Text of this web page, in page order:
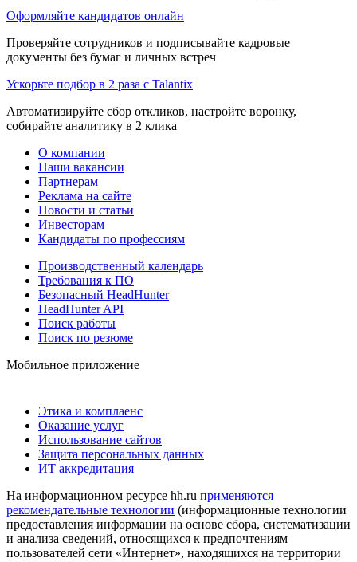
Оформляйте кандидатов онлайн
Проверяйте сотрудников и подписывайте кадровые
документы без бумаг и личных встреч
Ускорьте подбор в 2 раза с Talantix
Автоматизируйте сбор откликов, настройте воронку,
собирайте аналитику в 2 клика
О компании
Наши вакансии
Партнерам
Реклама на сайте
Новости и статьи
Инвесторам
Кандидаты по профессиям
Производственный календарь
Требования к ПО
Безопасный HeadHunter
HeadHunter API
Поиск работы
Поиск по резюме
Мобильное приложение
Этика и комплаенс
Оказание услуг
Использование сайтов
Защита персональных данных
ИТ аккредитация
На информационном ресурсе hh.ru применяются
рекомендательные технологии (информационные технологии
предоставления информации на основе сбора, систематизации
и анализа сведений, относящихся к предпочтениям
пользователей сети «Интернет», находящихся на территории